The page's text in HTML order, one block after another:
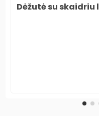
Dėžutė su skaidriu